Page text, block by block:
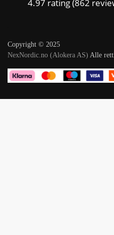
4.97 rating(862
Copyright © 2025
NexNordic.no (Alokera AS) Alle